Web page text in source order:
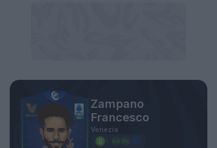
Zampano
Francesco
Venezia